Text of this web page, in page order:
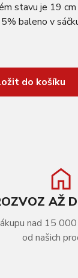
stavu je 19
baleno v
do košíku
AŽ
nad 15
od našich